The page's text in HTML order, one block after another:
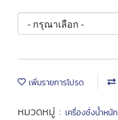
เพิ่มรายการโปรด
หมวดหมู่ : เครื่องชั่งน้ำหนัก